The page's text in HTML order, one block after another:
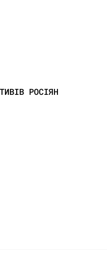
РОСІЯН